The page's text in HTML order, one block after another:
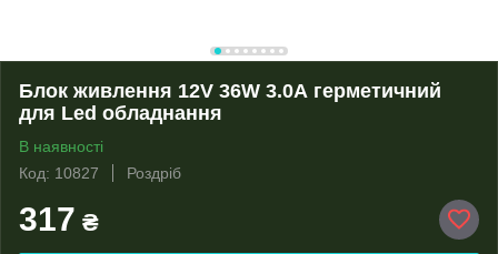
Блок живлення 12V 36W 3.0А герметичний
для Led обладнання
В наявності
Код: 10827
Роздріб
317 ₴